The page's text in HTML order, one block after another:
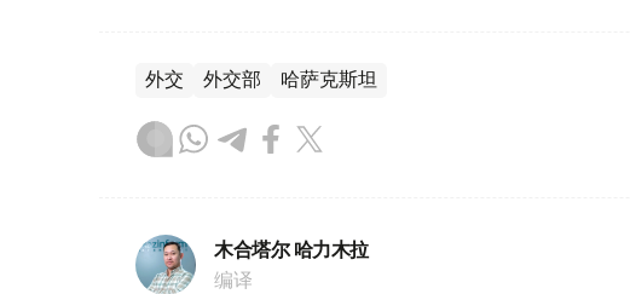
外交 外交部 哈萨克斯坦
木合塔尔 哈力木拉
编译